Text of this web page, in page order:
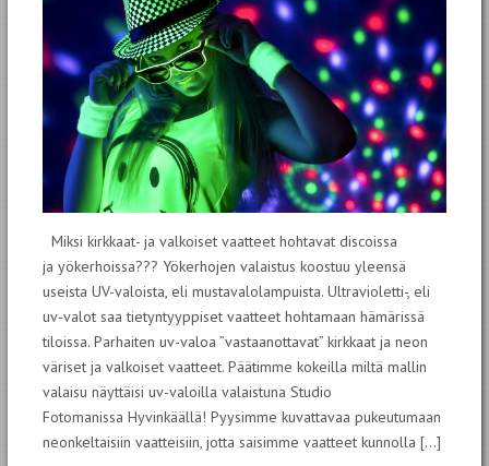
Miksi kirkkaat- ja valkoiset vaatteet hohtavat discoissa
ja yökerhoissa??? Yökerhojen valaistus koostuu yleensä
useista UV-valoista, eli mustavalolampuista. Ultravioletti-, eli
uv-valot saa tietyntyyppiset vaatteet hohtamaan hämärissä
tiloissa. Parhaiten uv-valoa ”vastaanottavat” kirkkaat ja neon
väriset ja valkoiset vaatteet. Päätimme kokeilla miltä mallin
valaisu näyttäisi uv-valoilla valaistuna Studio
Fotomanissa Hyvinkäällä! Pyysimme kuvattavaa pukeutumaan
neonkeltaisiin vaatteisiin, jotta saisimme vaatteet kunnolla […]